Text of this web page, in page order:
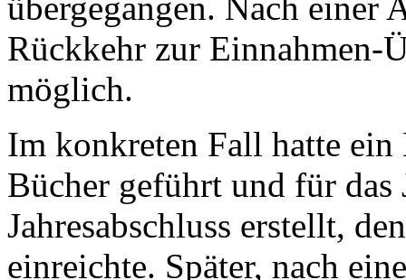
Rückkehr zur Einnahmen-
möglich.
Im konkreten Fall hatte
Bücher geführt und für das
Jahresabschluss erstellt,
einreichte. Später, nach